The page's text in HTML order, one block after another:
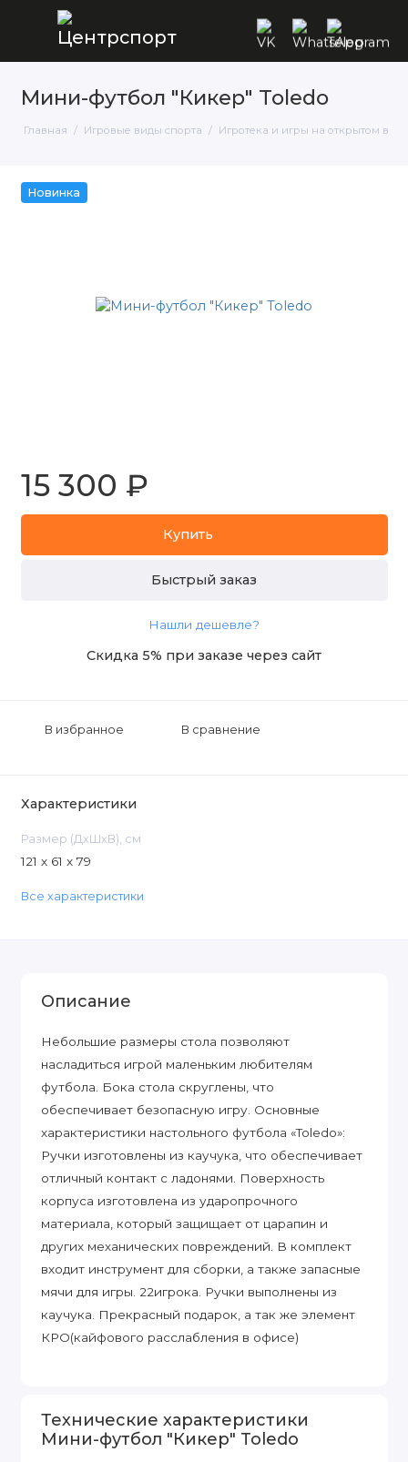
Мини-футбол "Кикер" Toledo
Главная Игровые виды спорта Игротека и игры на открытом
Новинка
15 300 ₽
Купить
Быстрый заказ
Нашли дешевле?
Скидка 5% при заказе через сайт
В избранное В сравнение
Характеристики
Размер (ДxШxВ), см
121 x 61 x 79
Все характеристики
Описание
Небольшие размеры стола позволяют
насладиться игрой маленьким любителям
футбола. Бока стола скруглены, что
обеспечивает безопасную игру. Основные
характеристики настольного футбола «Toledo»:
Ручки изготовлены из каучука, что обеспечивает
отличный контакт с ладонями. Поверхность
корпуса изготовлена из ударопрочного
материала, который защищает от царапин и
других механических повреждений. В комплект
входит инструмент для сборки, а также запасные
мячи для игры. 22игрока. Ручки выполнены из
каучука. Прекрасный подарок, а так же элемент
КРО(кайфового расслабления в офисе)
Технические характеристики
Мини-футбол "Кикер" Toledo